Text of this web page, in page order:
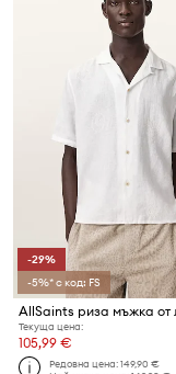
-29%
-5%* с код: FS
Текуща цена:
105,99 €
Редовна цена:149,90 €